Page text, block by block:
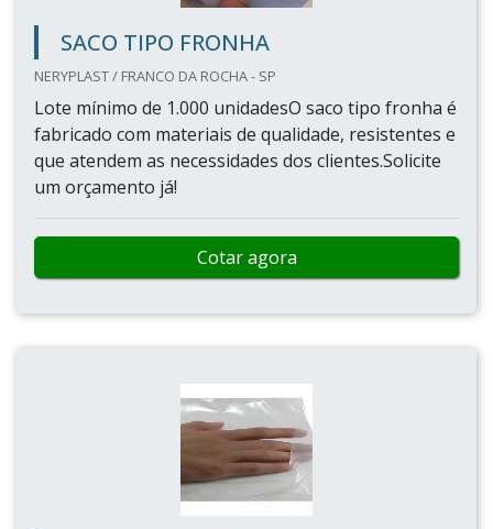
SACO TIPO FRONHA
NERYPLAST / FRANCO DA ROCHA - SP
Lote mínimo de 1.000 unidadesO saco tipo fronha é
fabricado com materiais de qualidade, resistentes e
que atendem as necessidades dos clientes.Solicite
um orçamento já!
Cotar agora